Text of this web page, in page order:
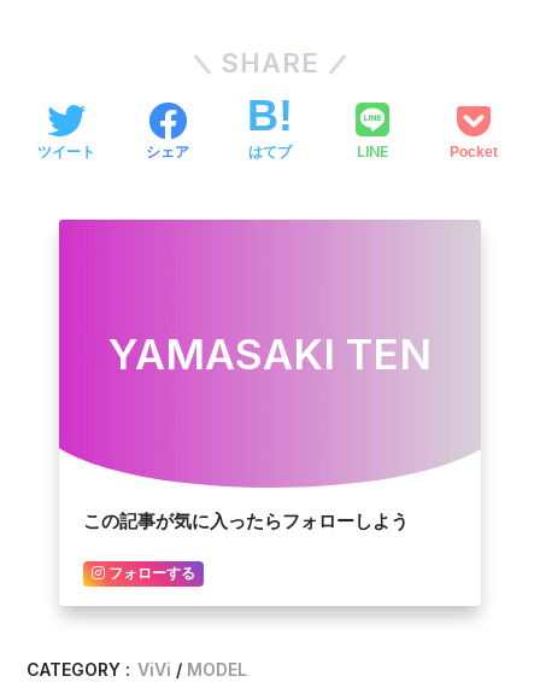
SHARE
ツイート シェア はてブ LINE Pocket
YAMASAKI TEN
この記事が気に入ったらフォローしよう
フォローする
CATEGORY : ViVi
MODEL